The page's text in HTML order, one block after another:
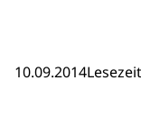
10.09.2014